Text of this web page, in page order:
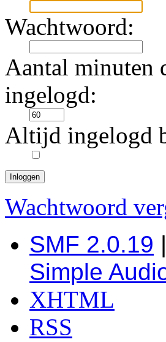
Wachtwoord:
Aantal minuten
ingelogd:
Altijd ingelogd
Wachtwoord
SMF 2.0.19 |
Simple
XHTML
RSS